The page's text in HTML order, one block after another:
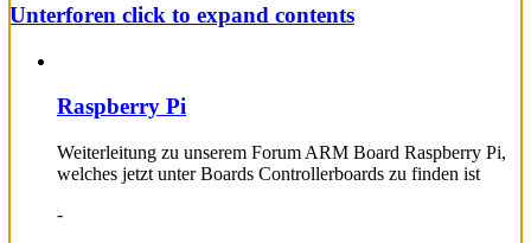
Unterforen click to expand contents
Raspberry Pi
Weiterleitung zu unserem Forum ARM Board Raspberry Pi,
welches jetzt unter Boards Controllerboards zu finden ist
-